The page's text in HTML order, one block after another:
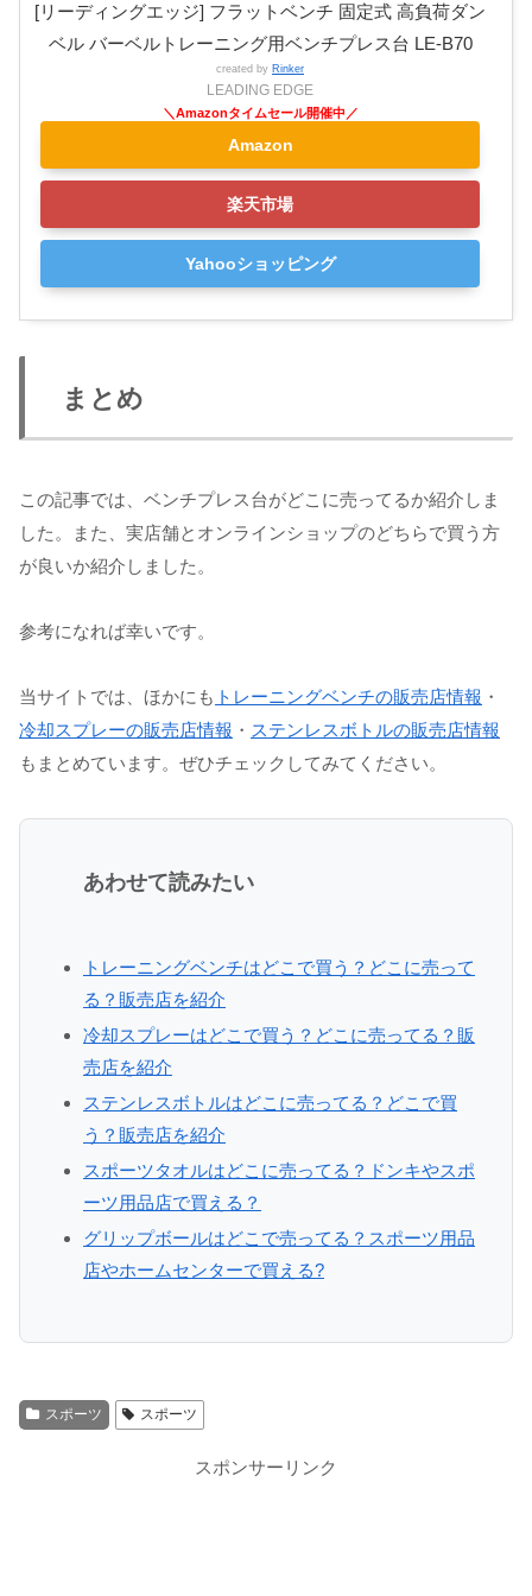
[リーディングエッジ] フラットベンチ 固定式 高負荷ダン
ベル バーベルトレーニング用ベンチプレス台 LE-B70
created by Rinker
LEADING EDGE
Amazon
楽天市場
Yahooショッピング
まとめ
この記事では、ベンチプレス台がどこに売ってるか紹介しま
した。また、実店舗とオンラインショップのどちらで買う方
が良いか紹介しました。
参考になれば幸いです。
当サイトでは、ほかにも トレーニングベンチの販売店情報 ・
冷却スプレーの販売店情報 ・ ステンレスボトルの販売店情報
もまとめています。ぜひチェックしてみてください。
あわせて読みたい
トレーニングベンチはどこで買う？どこに売って
る？販売店を紹介
冷却スプレーはどこで買う？どこに売ってる？販
売店を紹介
ステンレスボトルはどこに売ってる？どこで買
う？販売店を紹介
スポーツタオルはどこに売ってる？ドンキやスポ
ーツ用品店で買える？
グリップボールはどこで売ってる？スポーツ用品
店やホームセンターで買える?
スポーツ スポーツ
スポンサーリンク